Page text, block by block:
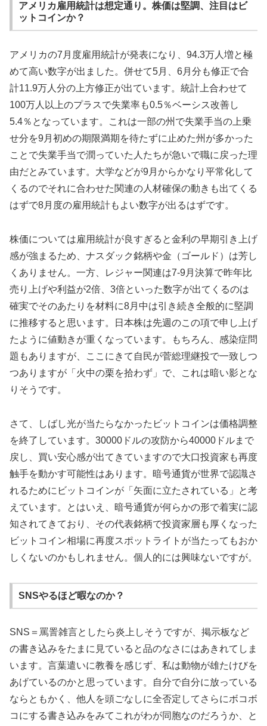
アメリカ雇用統計は想定通り。株価は堅調、注目はビ
ットコインか？
アメリカの7月度雇用統計が発表になり、94.3万人増と極
めて高い数字が出ました。併せて5月、6月分も修正で合
計11.9万人分の上方修正が出ています。統計上合わせて
100万人以上のプラスで失業率も0.5％ベーシス改善し
5.4％となっています。これは一部の州で失業手当の上乗
せ分を9月初めの期限満期を待たずに止めた州が多かった
ことで失業手当で潤っていた人たちが急いで職に戻った理
由だとみています。大学などが9月からかなり平常化して
くるのでそれに合わせた関連の人材確保の動きも出てくる
はずで8月度の雇用統計もよい数字が出るはずです。
株価については雇用統計が良すぎると金利の早期引き上げ
感が強まるため、ナスダック銘柄や金（ゴールド）は芳し
くありません。一方、レジャー関連は7-9月決算で昨年比
売り上げや利益が2倍、3倍といった数字が出てくるのは
確実でそのあたりを材料に8月中は引き続き全般的に堅調
に推移すると思います。日本株は先週のこの項で申し上げ
たように値動きが重くなっています。もちろん、感染症問
題もありますが、ここにきて自民が菅総理継投で一致しつ
つありますが「火中の栗を拾わず」で、これは暗い影とな
りそうです。
さて、しばし光が当たらなかったビットコインは価格調整
を終了しています。30000ドルの攻防から40000ドルまで
戻し、買い安心感が出てきていますので大口投資家も再度
触手を動かす可能性はあります。暗号通貨が世界で認識さ
れるためにビットコインが「矢面に立たされている」と考
えています。とはいえ、暗号通貨が何らかの形で着実に認
知されてきており、その代表銘柄で投資家層も厚くなった
ビットコイン相場に再度スポットライトが当たってもおか
しくないのかもしれません。個人的には興味ないですが。
SNSやるほど暇なのか？
SNS＝罵詈雑言としたら炎上しそうですが、掲示板など
の書き込みをたまに見ていると品のなさにはあきれてしま
います。言葉遣いに教養を感じず、私は動物が雄たけびを
あげているのかと思っています。自分で自分に放っている
ならともかく、他人を頭ごなしに全否定してさらにボコボ
コにする書き込みをみてこれがわが同胞なのだろうか、と